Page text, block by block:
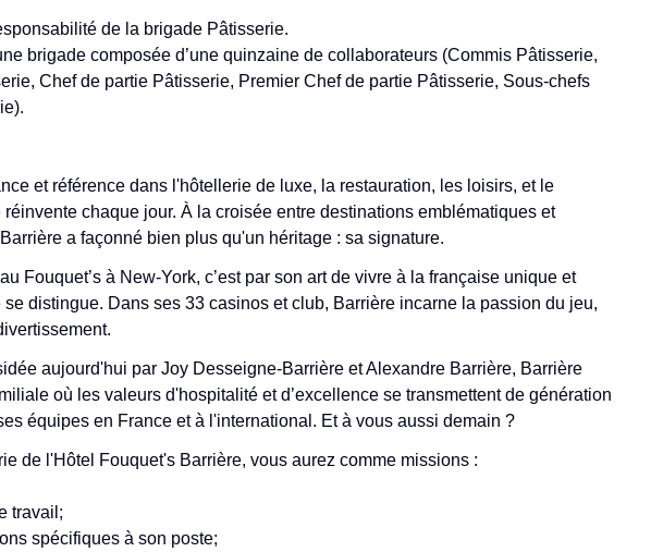
de la brigade Pâtisserie.
brigade composée d’une quinzaine de collaborateurs (Commis Pâtisserie,
Chef de partie Pâtisserie, Premier Chef de partie Pâtisserie, Sous-chefs
et référence dans l'hôtellerie de luxe, la restauration, les loisirs, et le
chaque jour. À la croisée entre destinations emblématiques et
a façonné bien plus qu'un héritage : sa signature.
Fouquet’s à New-York, c’est par son art de vivre à la française unique et
distingue. Dans ses 33 casinos et club, Barrière incarne la passion du jeu,
aujourd'hui par Joy Desseigne-Barrière et Alexandre Barrière, Barrière
où les valeurs d'hospitalité et d’excellence se transmettent de génération
équipes en France et à l'international. Et à vous aussi demain ?
de l'Hôtel Fouquet's Barrière, vous aurez comme missions :
travail;
spécifiques à son poste;